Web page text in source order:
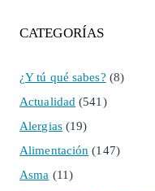
CATEGORÍAS
¿Y tú qué sabes? (8)
Actualidad (541)
Alergias(19)
Alimentación (147)
Asma (11)